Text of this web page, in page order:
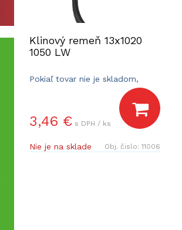
Klinový remeň 13x1020
1050 LW
Pokiaľ tovar nie je skladom,
3,46 € s DPH / ks
Nie je na sklade Obj. čislo:11006